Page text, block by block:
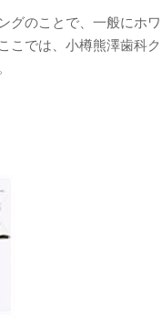
グのことで、一般にホ
こでは、小樽熊澤歯科